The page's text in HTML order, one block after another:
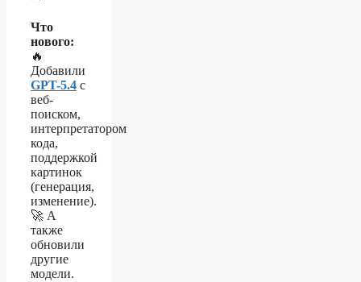
Что
нового:
🔥
Добавили
GPT-5.4 с
веб-
поиском,
интерпретатором
кода,
поддержкой
картинок
(генерация,
изменение).
🚀 А
также
обновили
другие
модели.